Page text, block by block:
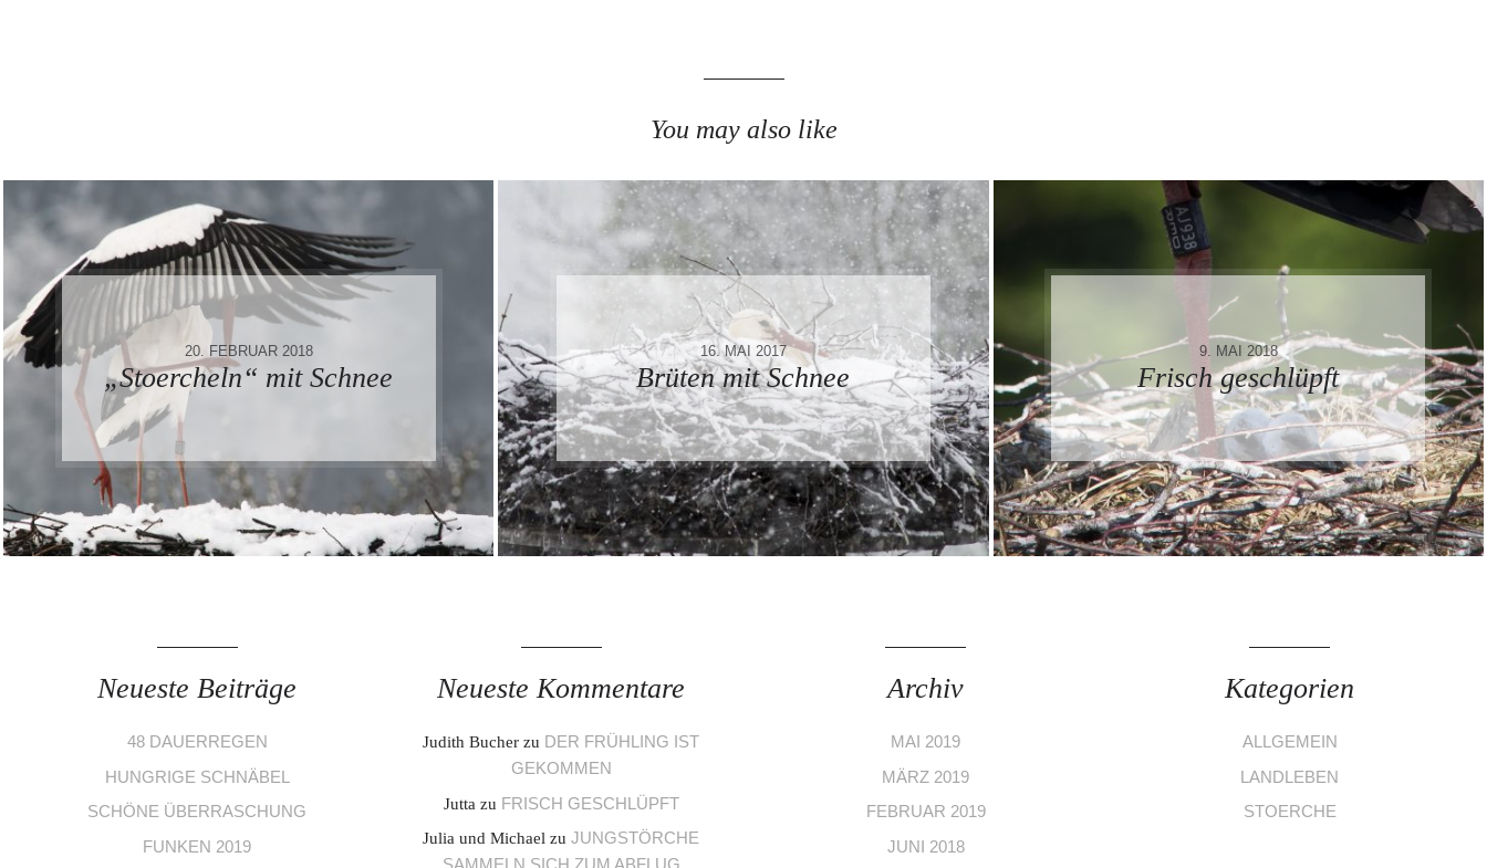
You may also like
20. FEBRUAR 2018
„Stoercheln“ mit Schnee
16. MAI 2017
Brüten mit Schnee
9. MAI 2018
Frisch geschlüpft
Neueste Beiträge
48 DAUERREGEN
HUNGRIGE SCHNÄBEL
SCHÖNE ÜBERRASCHUNG
FUNKEN 2019
Neueste Kommentare
Judith Bucher zu DER FRÜHLING IST
GEKOMMEN
Jutta zu FRISCH GESCHLÜPFT
Julia und Michael zuJUNGSTÖRCHE
Archiv
MAI 2019
MÄRZ 2019
FEBRUAR 2019
JUNI 2018
Kategorien
ALLGEMEIN
LANDLEBEN
STOERCHE